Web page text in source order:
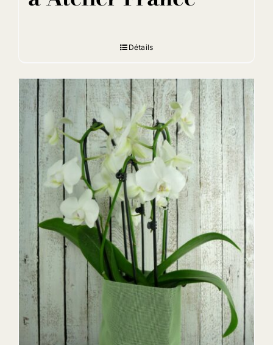
Détails